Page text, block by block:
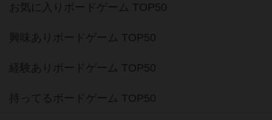
お気に入りボードゲーム TOP50
興味ありボードゲーム TOP50
経験ありボードゲーム TOP50
持ってるボードゲーム TOP50